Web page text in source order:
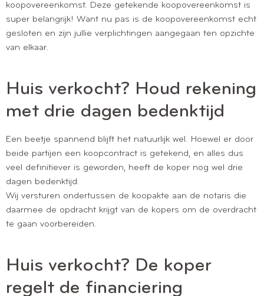
koopovereenkomst. Deze getekende koopovereenkomst is
super belangrijk! Want nu pas is de koopovereenkomst echt
gesloten en zijn jullie verplichtingen aangegaan ten opzichte
van elkaar.
Huis verkocht? Houd rekening
met drie dagen bedenktijd
Een beetje spannend blijft het natuurlijk wel. Hoewel er door
beide partijen een koopcontract is getekend, en alles dus
veel definitiever is geworden, heeft de koper nog wel drie
dagen bedenktijd.
Wij versturen ondertussen de koopakte aan de notaris die
daarmee de opdracht krijgt van de kopers om de overdracht
te gaan voorbereiden.
Huis verkocht? De koper
regelt de financiering